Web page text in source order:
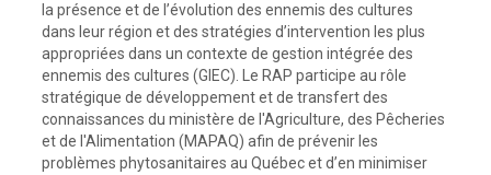
la présence et de l’évolution des ennemis des cultures
dans leur région et des stratégies d’intervention les plus
appropriées dans un contexte de gestion intégrée des
ennemis des cultures (GIEC). Le RAP participe au rôle
stratégique de développement et de transfert des
connaissances du ministère de l'Agriculture, des Pêcheries
et de l'Alimentation (MAPAQ) afin de prévenir les
problèmes phytosanitaires au Québec et d’en minimiser